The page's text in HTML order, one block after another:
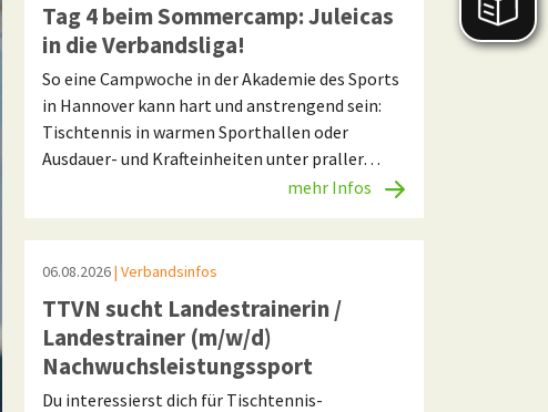
Tag 4 beim Sommercamp: Juleicas
in die Verbandsliga!
So eine Campwoche in der Akademie des Sports
in Hannover kann hart und anstrengend sein:
Tischtennis in warmen Sporthallen oder
Ausdauer- und Krafteinheiten unter praller…
mehr Infos
06.08.2026| Verbandsinfos
TTVN sucht Landestrainerin /
Landestrainer (m/w/d)
Nachwuchsleistungssport
Du interessierst dich für Tischtennis-